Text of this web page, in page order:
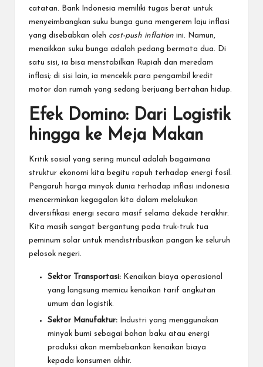
catatan. Bank Indonesia memiliki tugas berat untuk
menyeimbangkan suku bunga guna mengerem laju inflasi
yang disebabkan oleh cost-push inflation ini. Namun,
menaikkan suku bunga adalah pedang bermata dua. Di
satu sisi, ia bisa menstabilkan Rupiah dan meredam
inflasi; di sisi lain, ia mencekik para pengambil kredit
motor dan rumah yang sedang berjuang bertahan hidup.
Efek Domino: Dari Logistik
hingga ke Meja Makan
Kritik sosial yang sering muncul adalah bagaimana
struktur ekonomi kita begitu rapuh terhadap energi fosil.
Pengaruh harga minyak dunia terhadap inflasi indonesia
mencerminkan kegagalan kita dalam melakukan
diversifikasi energi secara masif selama dekade terakhir.
Kita masih sangat bergantung pada truk-truk tua
peminum solar untuk mendistribusikan pangan ke seluruh
pelosok negeri.
Sektor Transportasi: Kenaikan biaya operasional
yang langsung memicu kenaikan tarif angkutan
umum dan logistik.
Sektor Manufaktur: Industri yang menggunakan
minyak bumi sebagai bahan baku atau energi
produksi akan membebankan kenaikan biaya
kepada konsumen akhir.